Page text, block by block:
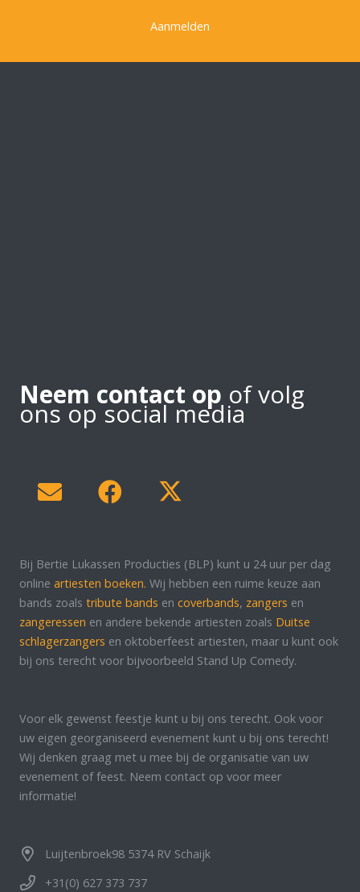
Aanmelden
Neem contact op of volg
ons op social media
Bij Bertie Lukassen Producties (BLP) kunt u 24 uur per dag
online artiesten boeken. Wij hebben een ruime keuze aan
bands zoals tribute bands en coverbands, zangers en
zangeressen en andere bekende artiesten zoals Duitse
schlagerzangers en oktoberfeest artiesten, maar u kunt ook
bij ons terecht voor bijvoorbeeld Stand Up Comedy.
Voor elk gewenst feestje kunt u bij ons terecht. Ook voor
uw eigen georganiseerd evenement kunt u bij ons terecht!
Wij denken graag met u mee bij de organisatie van uw
evenement of feest. Neem contact op voor meer
informatie!
Luijtenbroek98 5374 RV Schaijk
+31(0) 627 373 737